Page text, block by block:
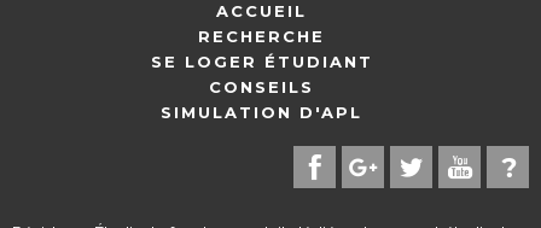
ACCUEIL
RECHERCHE
SE LOGER ÉTUDIANT
CONSEILS
SIMULATION D'APL